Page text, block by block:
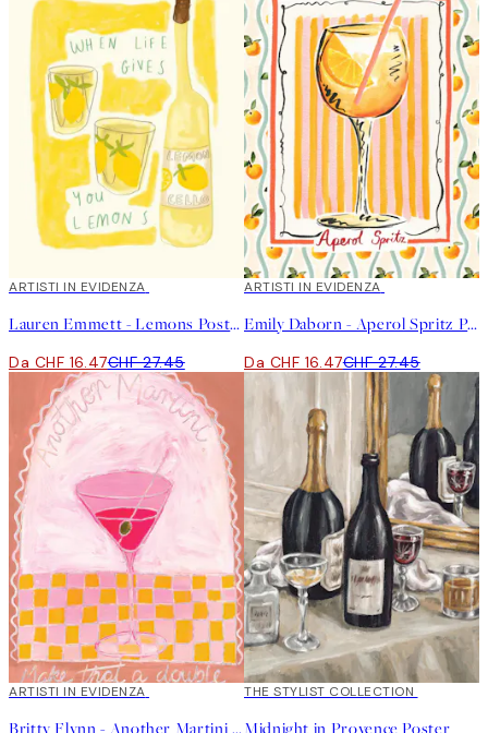
40%*
ARTISTI IN EVIDENZA
Lauren Emmett - Lemons Poster
Da CHF 16.47CHF 27.45
40%*
ARTISTI IN EVIDENZA
Emily Daborn - Aperol Spritz Poster
Da CHF 16.47CHF 27.45
40%*
ARTISTI IN EVIDENZA
Britty Flynn - Another Martini Poster
50%*
THE STYLIST COLLECTION
Midnight in Provence Poster